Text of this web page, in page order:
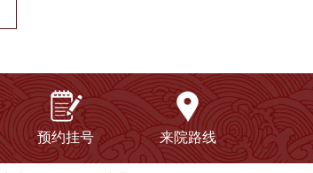
预约挂号 来院路线